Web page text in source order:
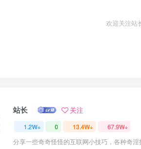
欢迎关注站
站长 关注
1.2W+ 0 13.4W+ 67.9W+
分享一些奇奇怪怪的互联网小技巧，各种奇淫